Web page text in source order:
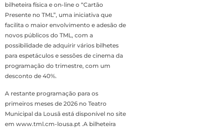
bilheteira física e on-line o “Cartão
Presente no TML”, uma iniciativa que
facilita o maior envolvimento e adesão de
novos públicos do TML, com a
possibilidade de adquirir vários bilhetes
para espetáculos e sessões de cinema da
programação do trimestre, com um
desconto de 40%.
A restante programação para os
primeiros meses de 2026 no Teatro
Municipal da Lousã está disponível no site
em www.tml.cm-lousa.pt .A bilheteira